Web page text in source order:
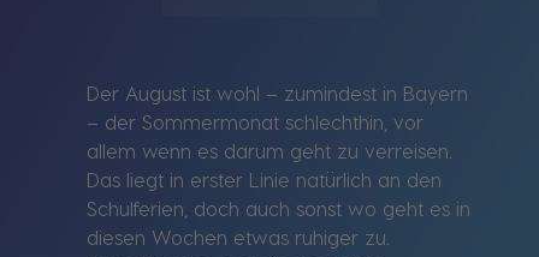
Der August ist wohl – zumindest in Bayern
– der Sommermonat schlechthin, vor
allem wenn es darum geht zu verreisen.
Das liegt in erster Linie natürlich an den
Schulferien, doch auch sonst wo geht es in
diesen Wochen etwas ruhiger zu.